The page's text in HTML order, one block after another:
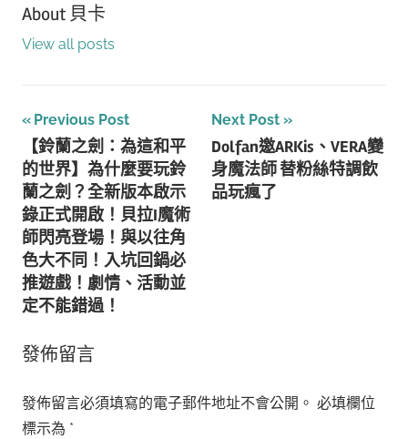
About 貝卡
View all posts
文
章
導
覽
Previous Post
【鈴蘭之劍：為這和平
的世界】為什麼要玩鈴
蘭之劍？全新版本啟示
錄正式開啟！貝拉I魔術
師閃亮登場！與以往角
色大不同！入坑回鍋必
推遊戲！劇情、活動並
定不能錯過！
Next Post
Dolfan邀ARKis、VERA變
身魔法師 替粉絲特調飲
品玩瘋了
發佈留言
發佈留言必須填寫的電子郵件地址不會公開。 必填欄位
標示為 *